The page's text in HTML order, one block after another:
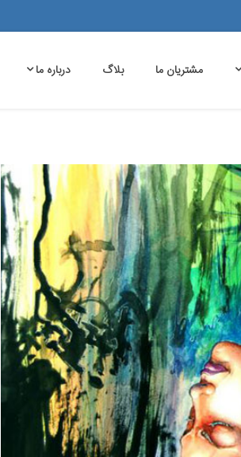
مشتریان ما بلاگ درباره ما